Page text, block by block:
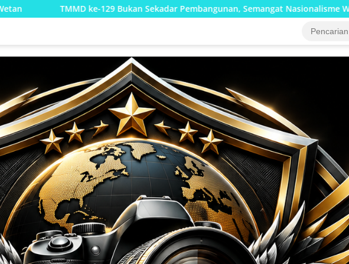
Bukan Sekadar Pembangunan, Semangat Nasionalisme Warga Ikut Dibangun